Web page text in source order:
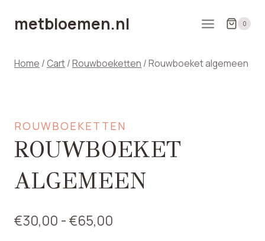
naarmetbloemen.nl 0
Home / Cart/Rouwboeketten /Rouwboeket algemeen
ROUWBOEKETTEN
ROUWBOEKET
ALGEMEEN
€30,00 -€65,00